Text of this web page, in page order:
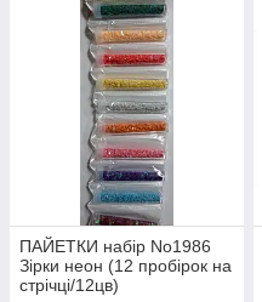
ПАЙЕТКИ набір No1986
Зірки неон (12 пробірок на
стрічці/12цв)